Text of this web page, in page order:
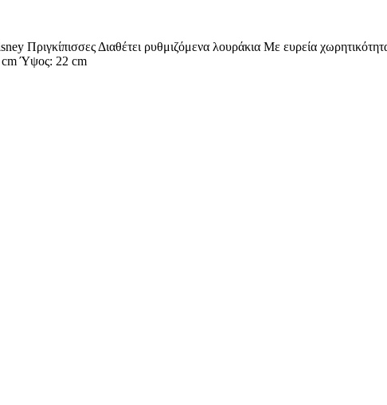
Πριγκίπισσες Διαθέτει ρυθμιζόμενα λουράκια Με ευρεία
cm Ύψος: 22 cm